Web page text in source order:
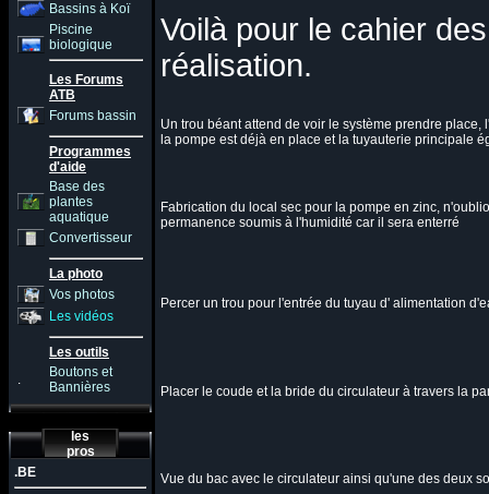
Bassins à Koï
Piscine
biologique
Les Forums
ATB
Forums bassin
Programmes
d'aide
Base des
plantes
aquatique
Convertisseur
La photo
Vos photos
Les vidéos
Les outils
.
Boutons et
Bannières
les
pros
.BE
Voilà pour le cahier
réalisation.
Un trou béant attend de voir le système prendre
la pompe est déjà en place et la tuyauterie principale
Fabrication du local sec pour la pompe en zinc,
permanence soumis à l'humidité car il sera enterré
Percer un trou pour l'entrée du tuyau d' alimentation
Placer le coude et la bride du circulateur à travers la
Vue du bac avec le circulateur ainsi qu'une des deux